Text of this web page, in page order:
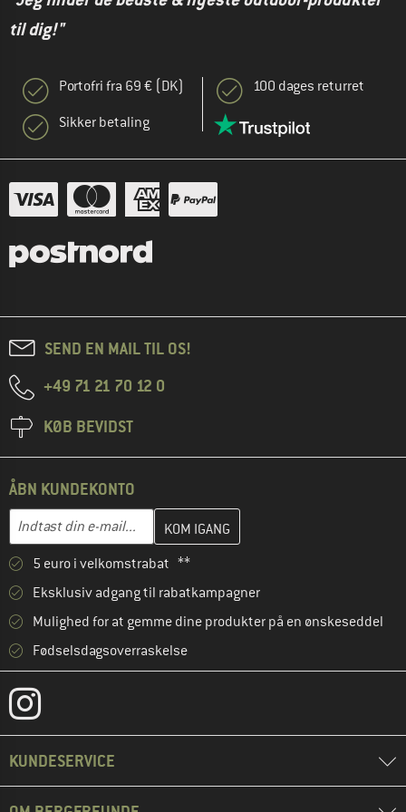
til dig!"
Portofri fra 69 € (DK)
Sikker betaling
100 dages returret
SEND EN MAIL TIL OS!
+49 71 21 70 12 0
KØB BEVIDST
ÅBN KUNDEKONTO
E-mail-adresse
Indtast din e-mailadresse her, og opret i næste trin din
5 euro i velkomstrabat **
Eksklusiv adgang til rabatkampagner
Mulighed for at gemme dine produkter på en ønskeseddel
Fødselsdagsoverraskelse
KUNDESERVICE